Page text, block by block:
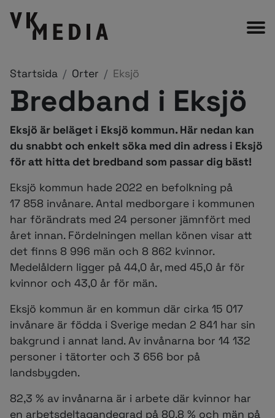
Startsida Orter Eksjö
Bredband i Eksjö
Eksjö är beläget i Eksjö kommun. Här nedan kan
du snabbt och enkelt söka med din adress i Eksjö
för att hitta det bredband som passar dig bäst!
Eksjö kommun hade 2022 en befolkning på
17 858 invånare. Antal medborgare i kommunen
har förändrats med 24 personer jämnfört med
året innan. Fördelningen mellan könen visar att
det finns 8 996 män och 8 862 kvinnor.
Medelåldern ligger på 44,0 år, med 45,0 år för
kvinnor och 43,0 år för män.
Eksjö kommun är en kommun där cirka 15 017
invånare är födda i Sverige medan 2 841 har sin
bakgrund i annat land. Av invånarna bor 14 132
personer i tätorter och 3 656 bor på
landsbygden.
82,3 % av invånarna är i arbete där kvinnor har
en arbetsdeltagandegrad på 80,8 % och män på